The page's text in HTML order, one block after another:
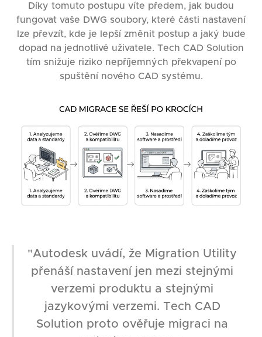
Díky tomuto postupu víte předem, jak budou
fungovat vaše DWG soubory, které části nastavení
lze převzít, kde je lepší změnit postup a jaký bude
dopad na jednotlivé uživatele. Tech CAD Solution
tím snižuje riziko nepříjemných překvapení po
spuštění nového CAD systému.
"Autodesk uvádí, že Migration Utility
přenáší nastavení jen mezi stejnými
verzemi produktu a stejnými
jazykovými verzemi. Tech CAD
Solution proto ověřuje migraci na